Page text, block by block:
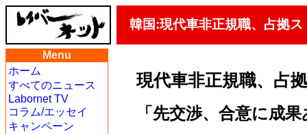
韓国:現代車非正規職、占拠
Menu
ホーム
すべてのニュース
Labornet TV
コラム/エッセイ
キャンペーン
現代車非正規職、占
「先交渉、合意に成